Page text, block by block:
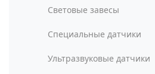
Световые завесы
Специальные датчики
Ультразвуковые датчики